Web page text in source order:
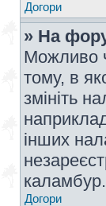
Догори
» На
Можливо
тому, в
змініть
інших
каламбур.
Догори